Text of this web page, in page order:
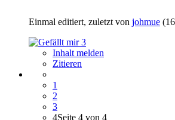
Einmal editiert, zuletzt von johmue (
3
Inhalt melden
Zitieren
1
2
3
4Seite 4 von 4